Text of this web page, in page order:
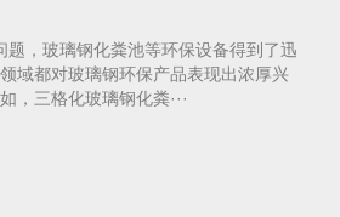
题，玻璃钢化粪池等环保设备得到了迅
域都对玻璃钢环保产品表现出浓厚兴
，三格化玻璃钢化粪···